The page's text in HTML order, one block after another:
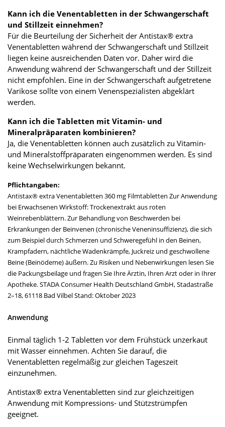
Kann ich die Venentabletten in der Schwangerschaft
und Stillzeit einnehmen?
Für die Beurteilung der Sicherheit der Antistax® extra
Venentabletten während der Schwangerschaft und Stillzeit
liegen keine ausreichenden Daten vor. Daher wird die
Anwendung während der Schwangerschaft und der Stillzeit
nicht empfohlen. Eine in der Schwangerschaft aufgetretene
Varikose sollte von einem Venenspezialisten abgeklärt
werden.
Kann ich die Tabletten mit Vitamin- und
Mineralpräparaten kombinieren?
Ja, die Venentabletten können auch zusätzlich zu Vitamin-
und Mineralstoffpräparaten eingenommen werden. Es sind
keine Wechselwirkungen bekannt.
Pflichtangaben:
Antistax® extra Venentabletten 360 mg Filmtabletten Zur Anwendung
bei Erwachsenen Wirkstoff: Trockenextrakt aus roten
Weinrebenblättern. Zur Behandlung von Beschwerden bei
Erkrankungen der Beinvenen (chronische Veneninsuffizienz), die sich
zum Beispiel durch Schmerzen und Schweregefühl in den Beinen,
Krampfadern, nächtliche Wadenkrämpfe, Juckreiz und geschwollene
Beine (Beinödeme) äußern. Zu Risiken und Nebenwirkungen lesen Sie
die Packungsbeilage und fragen Sie Ihre Ärztin, Ihren Arzt oder in Ihrer
Apotheke. STADA Consumer Health Deutschland GmbH, Stadastraße
2–18, 61118 Bad Vilbel Stand: Oktober 2023
Anwendung
Einmal täglich 1-2 Tabletten vor dem Frühstück unzerkaut
mit Wasser einnehmen. Achten Sie darauf, die
Venentabletten regelmäßig zur gleichen Tageszeit
einzunehmen.
Antistax® extra Venentabletten sind zur gleichzeitigen
Anwendung mit Kompressions- und Stützstrümpfen
geeignet.